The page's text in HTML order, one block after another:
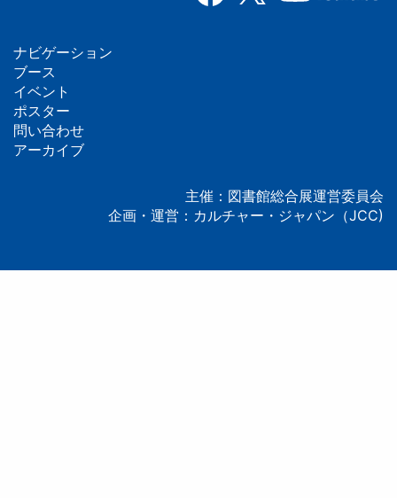
フ
ッ
タ
ナビゲーション
ブース
イベント
ポスター
問い合わせ
アーカイブ
主催：図書館総合展運営委員会
企画・運営：カルチャー・ジャパン（JCC)